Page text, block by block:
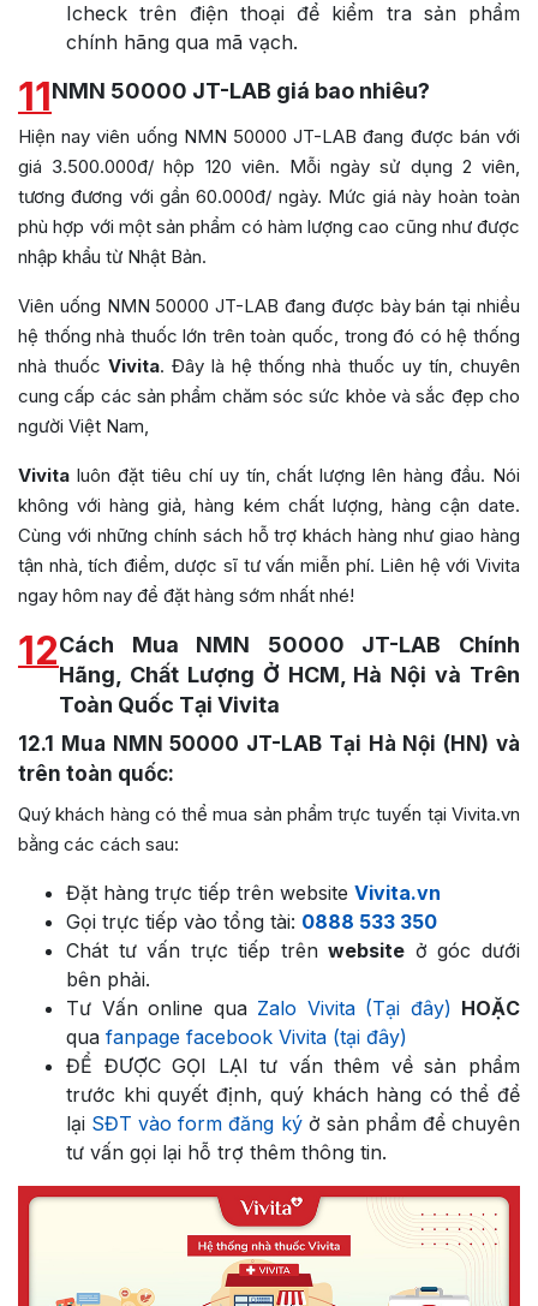
Icheck trên điện thoại để kiểm tra sản phẩm
chính hãng qua mã vạch.
11NMN 50000 JT-LAB giá bao nhiêu?
Hiện nay viên uống NMN 50000 JT-LAB đang được bán với
giá 3.500.000đ/ hộp 120 viên. Mỗi ngày sử dụng 2 viên,
tương đương với gần 60.000đ/ ngày. Mức giá này hoàn toàn
phù hợp với một sản phẩm có hàm lượng cao cũng như được
nhập khẩu từ Nhật Bản.
Viên uống NMN 50000 JT-LAB đang được bày bán tại nhiều
hệ thống nhà thuốc lớn trên toàn quốc, trong đó có hệ thống
nhà thuốc Vivita. Đây là hệ thống nhà thuốc uy tín, chuyên
cung cấp các sản phẩm chăm sóc sức khỏe và sắc đẹp cho
người Việt Nam,
Vivita luôn đặt tiêu chí uy tín, chất lượng lên hàng đầu. Nói
không với hàng giả, hàng kém chất lượng, hàng cận date.
Cùng với những chính sách hỗ trợ khách hàng như giao hàng
tận nhà, tích điểm, dược sĩ tư vấn miễn phí. Liên hệ với Vivita
ngay hôm nay để đặt hàng sớm nhất nhé!
12Cách Mua NMN 50000 JT-LAB Chính
Hãng, Chất Lượng Ở HCM, Hà Nội và Trên
Toàn Quốc Tại Vivita
12.1
Mua NMN 50000 JT-LAB Tại Hà Nội (HN) và
trên toàn quốc:
Quý khách hàng có thể mua sản phẩm trực tuyến tại Vivita.vn
bằng các cách sau:
Đặt hàng trực tiếp trên website Vivita.vn
Gọi trực tiếp vào tổng tài: 0888 533 350
Chát tư vấn trực tiếp trênwebsite ở góc dưới
bên phải.
Tư Vấn online quaZalo Vivita (Tại đây) HOẶC
qua fanpage facebook Vivita (tại đây)
ĐỂ ĐƯỢC GỌI LẠI tư vấn thêm về sản phẩm
trước khi quyết định, quý khách hàng có thể để
lại SĐT vào form đăng kýở sản phẩm để chuyên
tư vấn gọi lại hỗ trợ thêm thông tin.